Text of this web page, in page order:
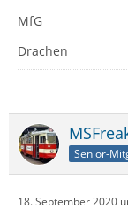
MfG
Drachen
Senior-
18. September 2020